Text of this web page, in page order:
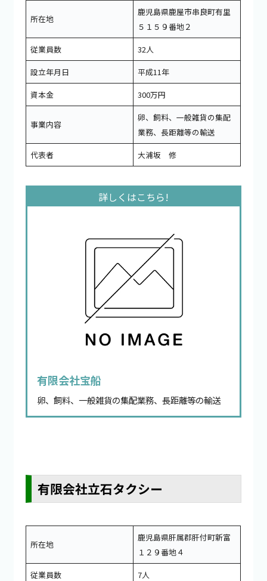
所在地
鹿児島県鹿屋市串良町有里
５１５９番地２
従業員数
32人
設立年月日
平成11年
資本金
300万円
事業内容
卵、飼料、一般雑貨の集配
業務、長距離等の輸送
代表者
大浦坂 修
有限会社宝船
卵、飼料、一般雑貨の集配業務、長距離等の輸送
有限会社立石タクシー
所在地
鹿児島県肝属郡肝付町新富
１２９番地４
従業員数
7人